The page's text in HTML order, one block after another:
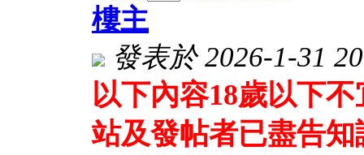
樓主
發表於 2026-1-31
以下內容18歲以下
站及發帖者已盡告